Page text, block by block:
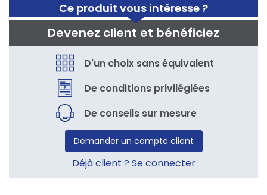
Ce produit vous intéresse ?
Devenez client et bénéficiez
D'un choix sans équivalent
De conditions privilégiées
De conseils sur mesure
Demander un compte client
Déjà client ? Se connecter